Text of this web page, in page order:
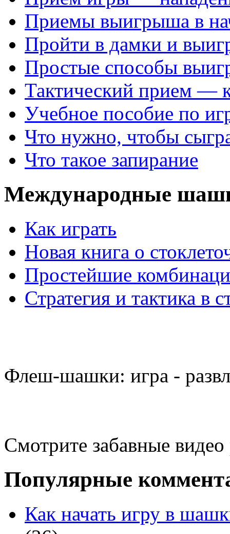
Приемы выигрыша в
Пройти в дамки и
Простые способы
Тактический прием —
Учебное пособие по
Что нужно, чтобы
Что такое запирание
Международные
Как играть
Новая книга о
Простейшие
Стратегия и тактика в
Флеш-шашки: игра -
Смотрите забавные
Популярные
Как начать игру в